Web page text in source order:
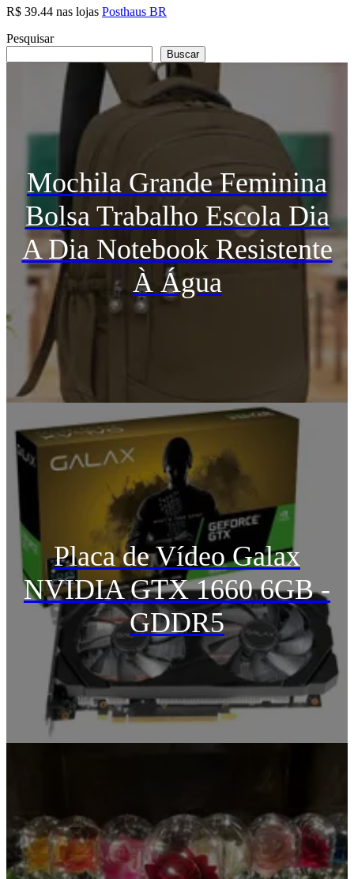
R$ 39.44 nas lojas Posthaus BR
Pesquisar
Buscar
Mochila Grande Feminina
Bolsa Trabalho Escola Dia
A Dia Notebook Resistente
À Água
Placa de Vídeo Galax
NVIDIA GTX 1660 6GB -
GDDR5